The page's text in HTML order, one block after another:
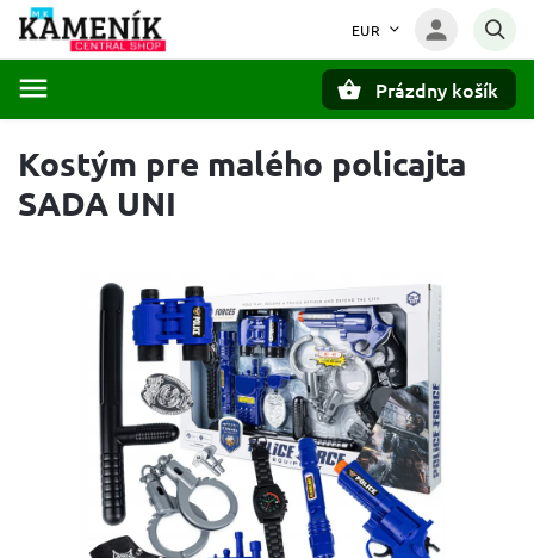
EUR
Prázdny košík
Kostým pre malého policajta
SADA UNI